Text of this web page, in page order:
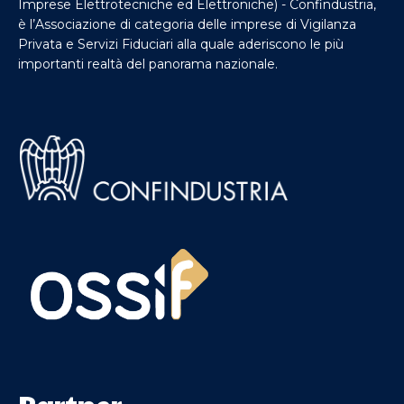
Imprese Elettrotecniche ed Elettroniche) - Confindustria,
è l’Associazione di categoria delle imprese di Vigilanza
Privata e Servizi Fiduciari alla quale aderiscono le più
importanti realtà del panorama nazionale.